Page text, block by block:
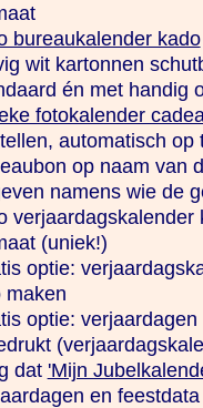
bureaukalender kado
wit kartonnen
én met handig
fotokalender
automatisch
op naam van
namens wie de
(uniek!)
optie:
maken
optie:
dat 'Mijn
en